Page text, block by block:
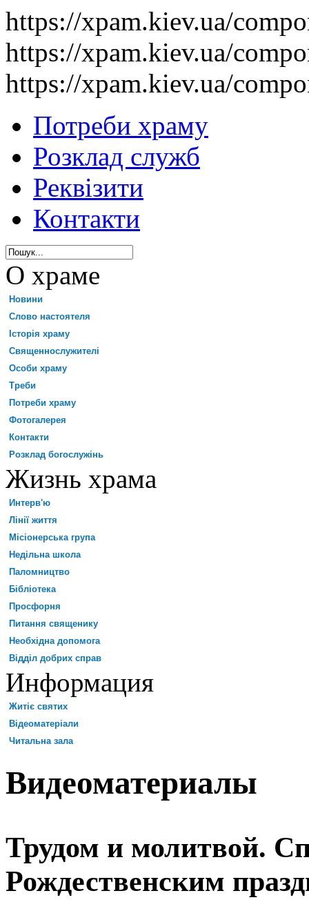
https://xpam.kiev.ua/
https://xpam.kiev.ua/
https://xpam.kiev.ua/
Потреби храму
Розклад служб
Реквізити
Контакти
О храме
Новини
Слово настоятеля
Історія храму
Священнослужителі
Особи храму
Треби
Потреби храму
Фотогалерея
Контакти
Розклад богослужінь
Жизнь храма
Интерв'ю
Лінії життя
Місіонерська група
Недільна школа
Паломництво
Бібліотека
Просфорня
Питання священику
Необхідна допомога
Відділ добрих справ
Информация
Житіє святих
Відеоматеріали
Читальна зала
Видеоматериалы
Трудом и молитвой.
Рождественским